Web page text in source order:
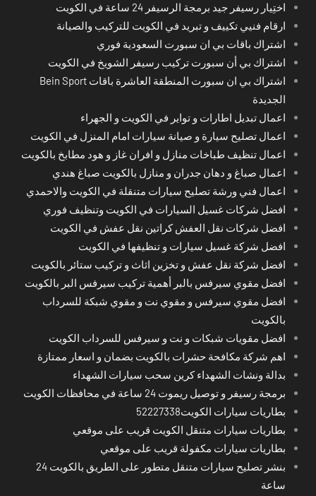
اختِيار رسيفر جيد برمجة الرسيفر 24 ساعة في الكويت
ارقام فنيي تكييف و تبريد في الكويت للتركيب والصيانة
اشتراك باقات بي ان سبورت السعودية فوري
اشتراك بي أن سبورت تركيب رسيفر الشويخ في الكويت
اشتراك بي ان سبورت المنطقة العاشرة باقات Bein Sport
الجديدة
اعمال تبديل اطارات و تواير في الكويت و الجهراء
اعمال تصليح سيارة و صيانة سيارات امام المنزل في الكويت
اعمال تنظيف طباخات منازل و افران غاز و هود مطابخ بالكويت
اعمال صباغ و دهان جدران و منازل بالكويت صباغ هندي
اعمال فني ورشة تصليح سيارات متنقلة في الكويت والاحمدي
افضل شركات غسيل السيارات في الكويت وتنظيف فوري
افضل شركات نقل العفش كراتين نقل عفش في الكويت
افضل شركة غسيل سيارات و تنظيفها في الكويت
افضل شركة نقل عفش و تخزين اثاث و تركيب ستائر بالكويت
افضل مقوي سيرفس بالبر أهمية تركيب سيرفس البر بالكويت
افضل مقوي سيرفس و مقوي نت و مقوي شبكة للسرداب
بالكويت
افضل مقويات شبكات و نت و سيرفس للسرداب الكويت
اهم شركة مكافحة حشرات بالكويت بضمان و اسعار ممتازة
بدالة ونشات الشهداء كرين سحب سيارات الشهداء
برمجة رسيفر و توصيل ريموت 24 ساعة في محافظات الكويت
بطاريات سيارات الكويت52227338
بطاريات سيارات متنقل الكويت قريب على موقعي
بطاريات سيارات مكفولة قريب على موقعي
بنشر تصليح سيارات متنقل متطور على الطريق بالكويت 24
ساعة